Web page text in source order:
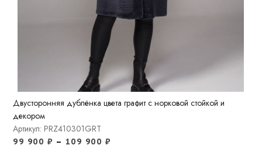
Двусторонняя дублёнка цвета графит с норковой стойкой и
декором
Артикул: PRZ410301GRT
99 900 ₽ – 109 900 ₽